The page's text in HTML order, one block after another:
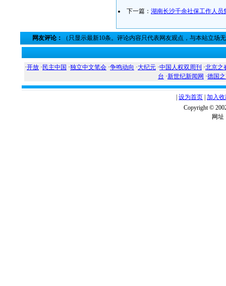
下一篇： 湖南长沙千余社保工作人员
网友评论： （只显示最新10条。评论内容只代表网友观点，与本站立场
·开放 · 民主中国 ·独立中文笔会 ·争鸣动向 ·大纪元 ·中国人权双周刊 ·北京之
台 ·新世纪新闻网 ·德国
设为首页 加入
Copyright ©
网址